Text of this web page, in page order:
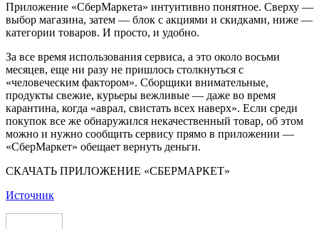
Приложение «СберМаркета» интуитивно понятное. Сверху —
выбор магазина, затем — блок с акциями и скидками, ниже —
категории товаров. И просто, и удобно.
За все время использования сервиса, а это около восьми
месяцев, еще ни разу не пришлось столкнуться с
«человеческим фактором». Сборщики внимательные,
продукты свежие, курьеры вежливые — даже во время
карантина, когда «аврал, свистать всех наверх». Если среди
покупок все же обнаружился некачественный товар, об этом
можно и нужно сообщить сервису прямо в приложении —
«СберМаркет» обещает вернуть деньги.
СКАЧАТЬ ПРИЛОЖЕНИЕ «СБЕРМАРКЕТ»
Источник